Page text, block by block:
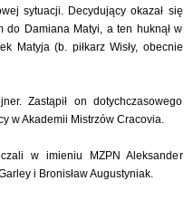
sytuacji. Decydujący okazał się
do Damiana Matyi, a ten huknął w
Matyja (b. piłkarz Wisły, obecnie
Zastąpił on dotychczasowego
w Akademii Mistrzów Cracovia.
w imieniu MZPN Aleksander
i Bronisław Augustyniak.